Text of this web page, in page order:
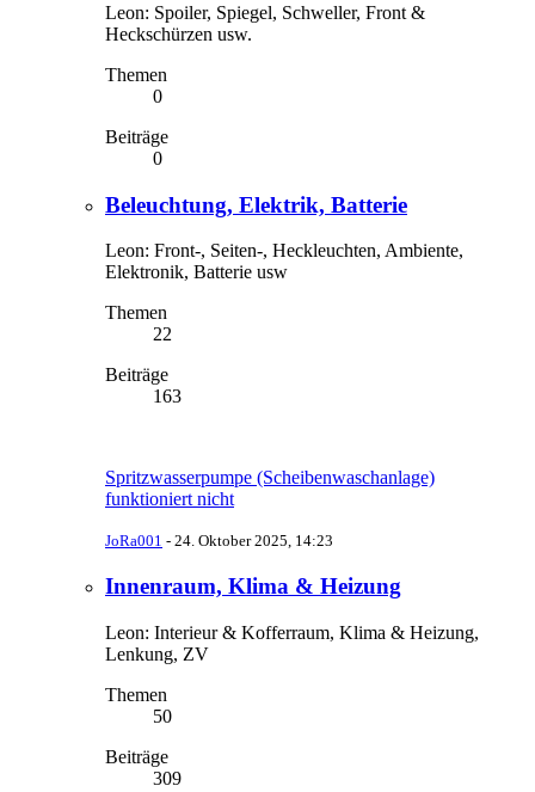
Leon: Spoiler, Spiegel, Schweller, Front &
Heckschürzen usw.
Themen
0
Beiträge
0
Beleuchtung, Elektrik, Batterie
Leon: Front-, Seiten-, Heckleuchten, Ambiente,
Elektronik, Batterie usw
Themen
22
Beiträge
163
Spritzwasserpumpe (Scheibenwaschanlage)
funktioniert nicht
JoRa001 - 24. Oktober 2025, 14:23
Innenraum, Klima & Heizung
Leon: Interieur & Kofferraum, Klima & Heizung,
Lenkung, ZV
Themen
50
Beiträge
309